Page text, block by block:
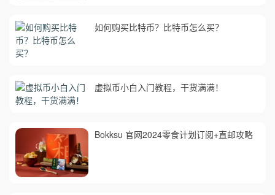
如何购买比特币？比特币怎么买？
虚拟币小白入门教程，干货满满！
Bokksu 官网2024零食计划订阅+直邮攻略